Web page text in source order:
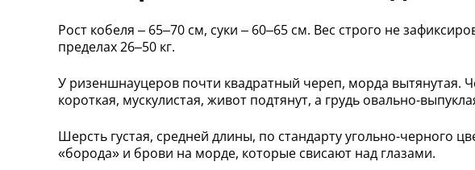
Рост кобеля – 65–70 см, суки – 60–65 см. Вес строго не
пределах 26–50 кг.
У ризеншнауцеров почти квадратный череп, морда вытянутая.
короткая, мускулистая, живот подтянут, а грудь овально-
Шерсть густая, средней длины, по стандарту угольно-черного
«борода» и брови на морде, которые свисают над глазами.